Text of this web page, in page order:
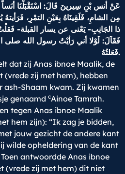
عَنْ أنس بْنِ سِيرينَ قَالَ: اسْتَقْبَلْنَا
مِن الشامِ، فَلَقِينَاهُ بِعَيْنِ التمْرِ،
ذا الجَانِبِ- يَعْنى عن يسار القبلة-
فَقَاَلَ: لَوْلا أني رَأيْتُ رسول الله صلى
فَعَلتُهُ.
dat zij Anas ibnoe Maalik, de
(vrede zij met hem), hebben
Shaam kwam. Zij kwamen
genaamd cAinoe Tamrah.
tegen Anas ibnoe Maalik
hem zijn): “Ik zag je bidden,
jouw gezicht de andere kant
wilde opheldering van de kant
antwoordde Anas ibnoe
(vrede zij met hem) dit niet